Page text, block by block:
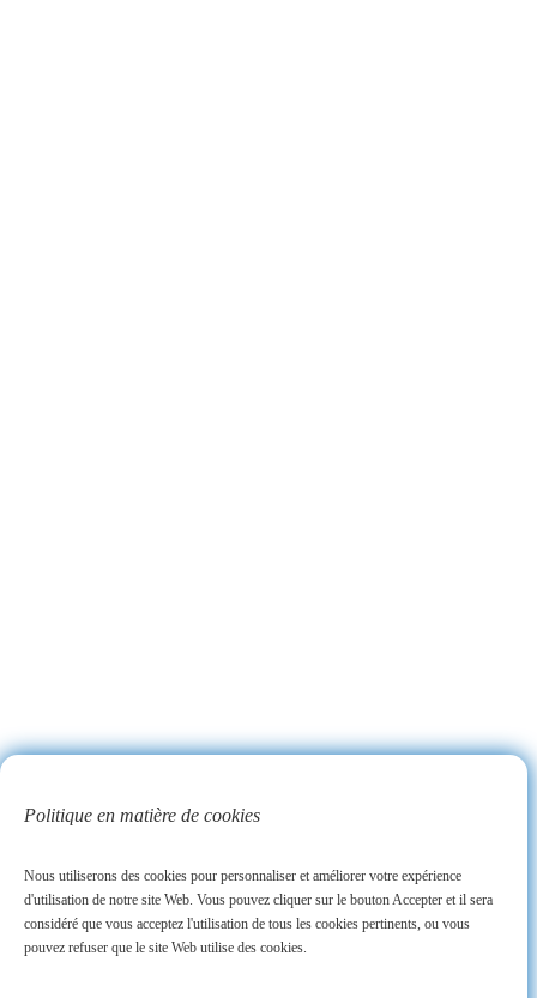
Politique en matière de cookies
Nous utiliserons des cookies pour personnaliser et améliorer votre expérience
d'utilisation de notre site Web. Vous pouvez cliquer sur le bouton Accepter et il sera
considéré que vous acceptez l'utilisation de tous les cookies pertinents, ou vous
pouvez refuser que le site Web utilise des cookies.